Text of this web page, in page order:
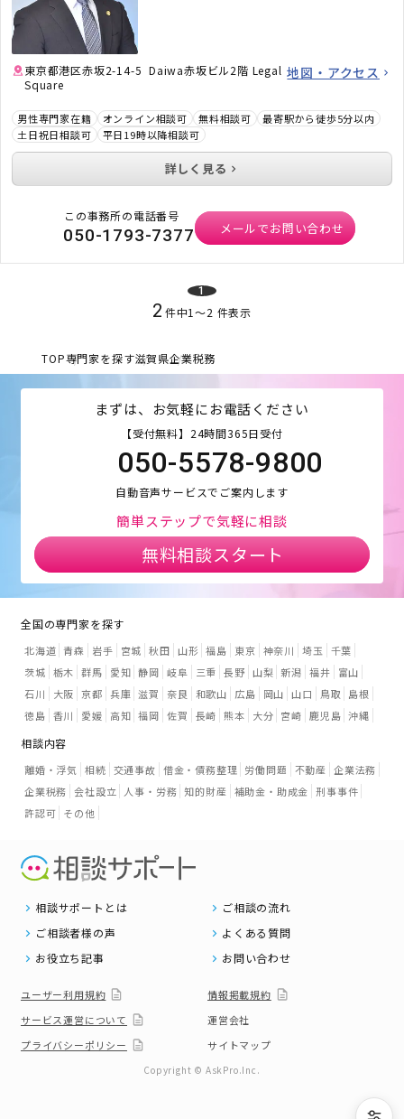
東京都港区赤坂2-14-5 Daiwa赤坂ビル2階 Legal
Square
地図・アクセス
男性専門家在籍 オンライン相談可 無料相談可
最寄駅から徒歩5分以内
土日祝日相談可
平日19時以降相談可
詳しく見る
この事務所の電話番号
050-1793-7377 メールでお問い合わせ
1
2 件中1〜2 件表示
TOP専門家を探す滋賀県企業税務
まずは、お気軽にお電話ください
【受付無料】24時間365日受付
050-5578-9800
自動音声サービスでご案内します
簡単ステップで気軽に相談
無料相談スタート
全国の専門家を探す
北海道 青森 岩手 宮城 秋田 山形 福島 東京 神奈川 埼玉
千葉
茨城 栃木 群馬 愛知 静岡 岐阜 三重 長野 山梨 新潟 福井
富山
石川
大阪 京都 兵庫 滋賀 奈良 和歌山 広島 岡山 山口 鳥取
島根
徳島 香川 愛媛 高知 福岡 佐賀 長崎 熊本 大分 宮崎 鹿児島 沖縄
相談内容
離婚・浮気 相続 交通事故 借金・債務整理 労働問題 不動産 企業法務
企業税務 会社設立 人事・労務 知的財産 補助金・助成金 刑事事件
許認可 その他
相談サポートとは
ご相談の流れ
ご相談者様の声
よくある質問
お役立ち記事
お問い合わせ
ユーザー利用規約
情報掲載規約
サービス運営について
運営会社
プライバシーポリシー
サイトマップ
Copyright © AskPro.Inc.